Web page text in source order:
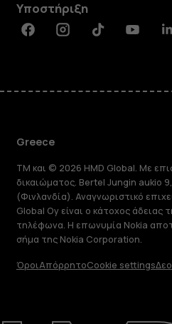
Υποστήριξη
FacebookInstagramTiktokYoutube
Greece
TM και © 2026 HMD Global. Με
δικαιώματος. Bertel Jungin aukio
(Φινλανδία). Αναγνωριστικό
Global Oy είναι ο κάτοχος άδειας
τηλέφωνα. Η επωνυμία Nokia
σήμα της Nokia Corporation.
ΌροιΑπόρρητοCookie settings